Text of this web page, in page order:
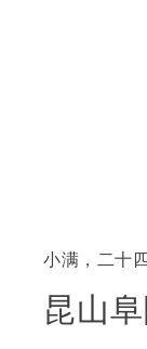
小满，二十
昆山